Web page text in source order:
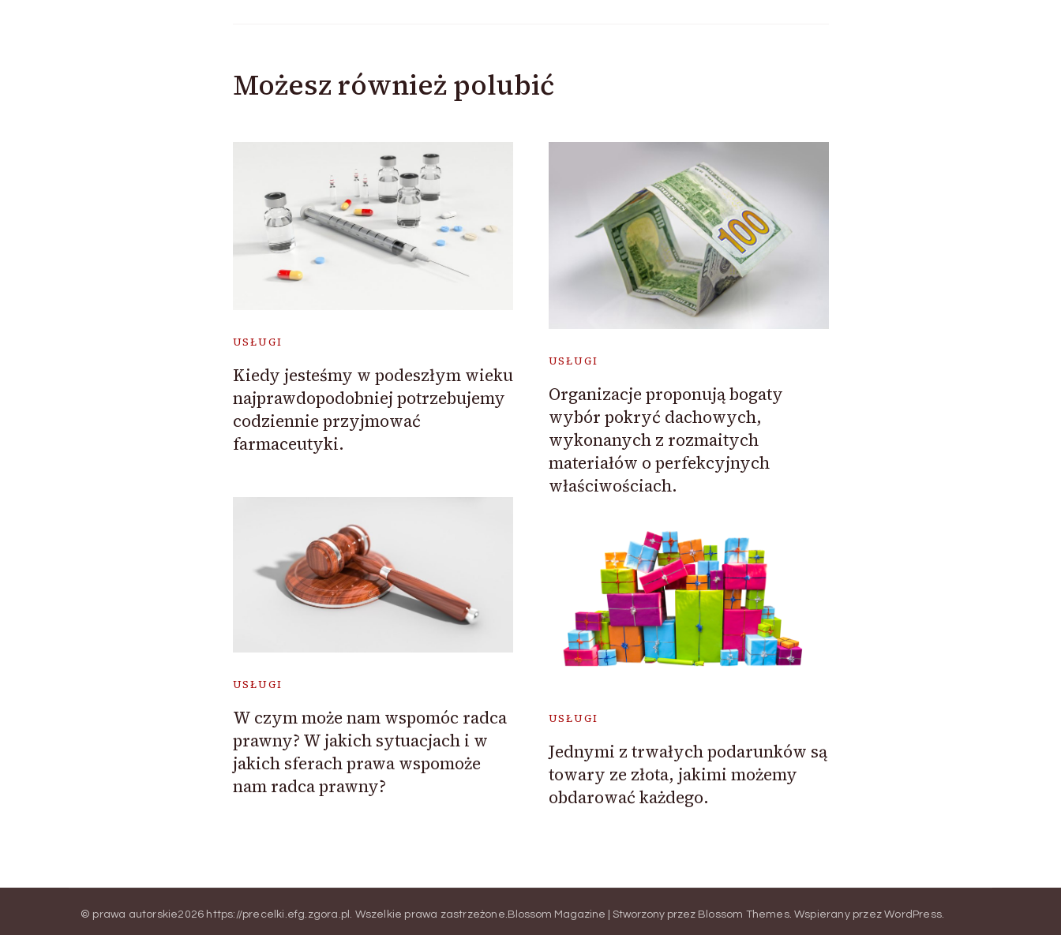
Możesz również polubić
USŁUGI
Kiedy jesteśmy w podeszłym wieku
najprawdopodobniej potrzebujemy
codziennie przyjmować
farmaceutyki.
USŁUGI
Organizacje proponują bogaty
wybór pokryć dachowych,
wykonanych z rozmaitych
materiałów o perfekcyjnych
właściwościach.
USŁUGI
W czym może nam wspomóc radca
prawny? W jakich sytuacjach i w
jakich sferach prawa wspomoże
nam radca prawny?
USŁUGI
Jednymi z trwałych podarunków są
towary ze złota, jakimi możemy
obdarować każdego.
© prawa autorskie2026 https://precelki.efg.zgora.pl . Wszelkie prawa zastrzeżone. Blossom Magazine | Stworzony przez Blossom Themes. Wspierany przezWordPress.